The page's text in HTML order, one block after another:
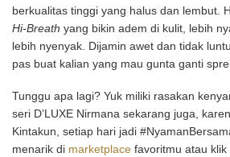
berkualitas tinggi yang halus dan lembut.
Hi-Breath yang bikin adem di kulit, lebih
lebih nyenyak. Dijamin awet dan tidak
pas buat kalian yang mau gunta ganti
Tunggu apa lagi? Yuk miliki rasakan
seri D’LUXE Nirmana sekarang juga,
Kintakun, setiap hari jadi
menarik di marketplace favoritmu atau klik